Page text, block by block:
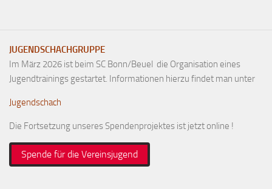
JUGENDSCHACHGRUPPE
Im März 2026 ist beim SC Bonn/Beuel die Organisation eines
Jugendtrainings gestartet. Informationen hierzu findet man unter
Jugendschach
Die Fortsetzung unseres Spendenprojektes ist jetzt online !
Spende für die Vereinsjugend